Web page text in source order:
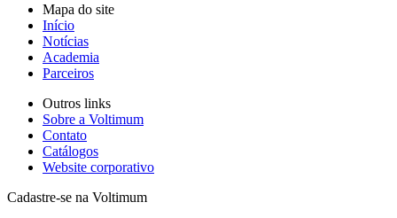
Mapa do site
Início
Notícias
Academia
Parceiros
Outros links
Sobre a Voltimum
Contato
Catálogos
Website corporativo
Cadastre-se na Voltimum